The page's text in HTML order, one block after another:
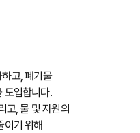
고, 폐기물
도입합니다.
고, 물 및 자원의
이기 위해